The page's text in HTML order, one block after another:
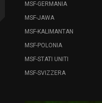
MSF-GERMANIA
MSF-JAWA
MSF-KALIMANTAN
MSF-POLONIA
MSF-STATI UNITI
MSF-SVIZZERA